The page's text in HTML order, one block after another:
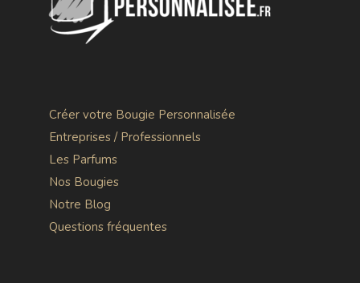
Créer votre Bougie Personnalisée
Entreprises / Professionnels
Les Parfums
Nos Bougies
Notre Blog
Questions fréquentes